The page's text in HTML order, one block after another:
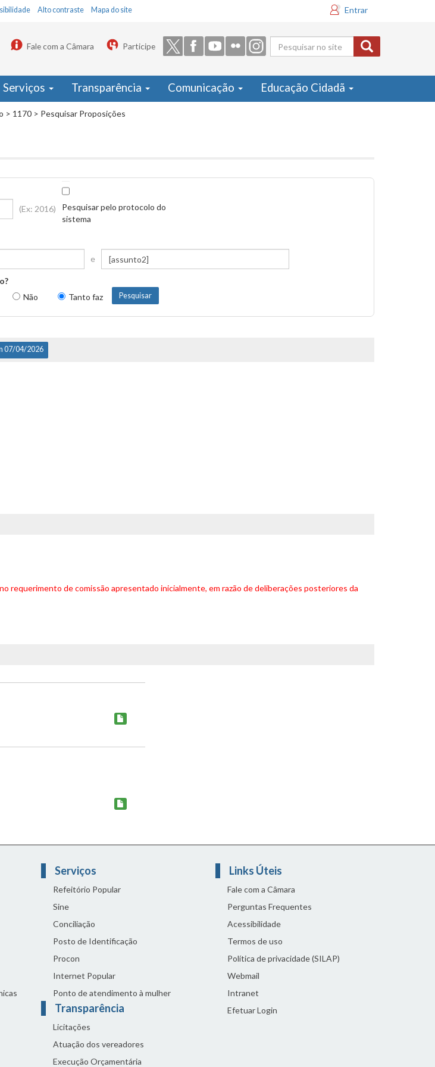
Alto contraste Mapa do site Entrar
Formulário
de busca
Fale com a Câmara Participe
Serviços Transparência Comunicação Educação Cidadã
> 1170 > Pesquisar Proposições
(Ex: 2016)
Pesquisar pelo protocolo do
sistema
e
Não Tanto faz
07/04/2026
requerimento de comissão apresentado inicialmente, em razão de deliberações posteriores da
Serviços
Refeitório Popular
Sine
Conciliação
Posto de Identificação
Procon
Internet Popular
Ponto de atendimento à mulher
Transparência
Licitações
Atuação dos vereadores
Execução Orçamentária
Links Úteis
Fale com a Câmara
Perguntas Frequentes
Acessibilidade
Termos de uso
Política de privacidade (SILAP)
Webmail
Intranet
Efetuar Login